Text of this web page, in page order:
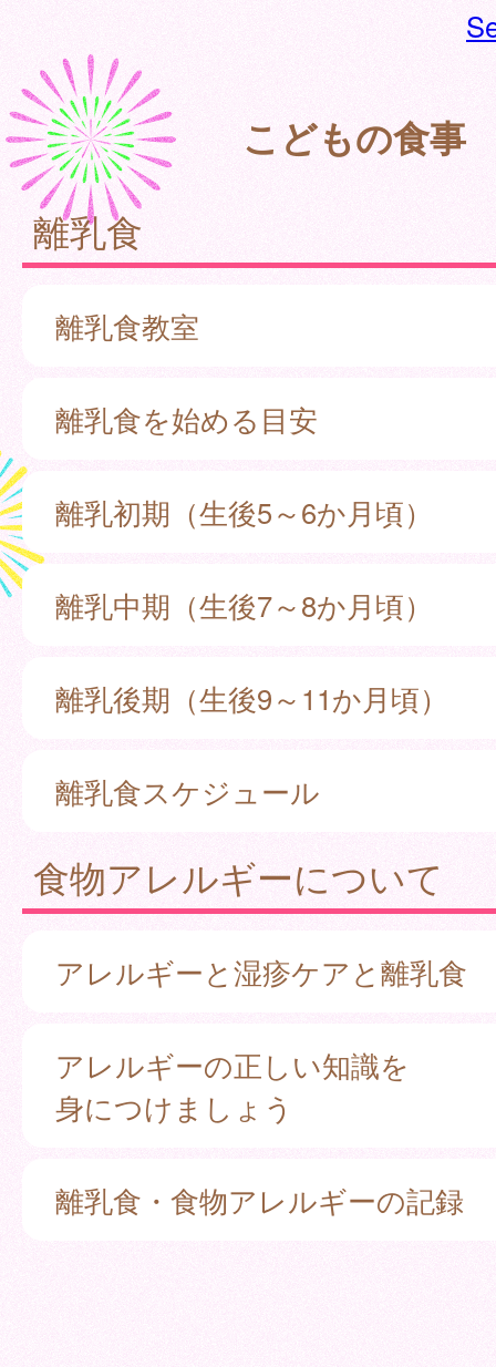
こどもの食事
離乳食
離乳食教室
離乳食を始める目安
離乳初期（生後5～6か月頃）
離乳中期（生後7～8か月頃）
離乳後期（生後9～11か月頃）
離乳食スケジュール
食物アレルギーについて
アレルギーと湿疹ケアと離乳食
アレルギーの正しい知識を
身につけましょう
離乳食・食物アレルギーの記録